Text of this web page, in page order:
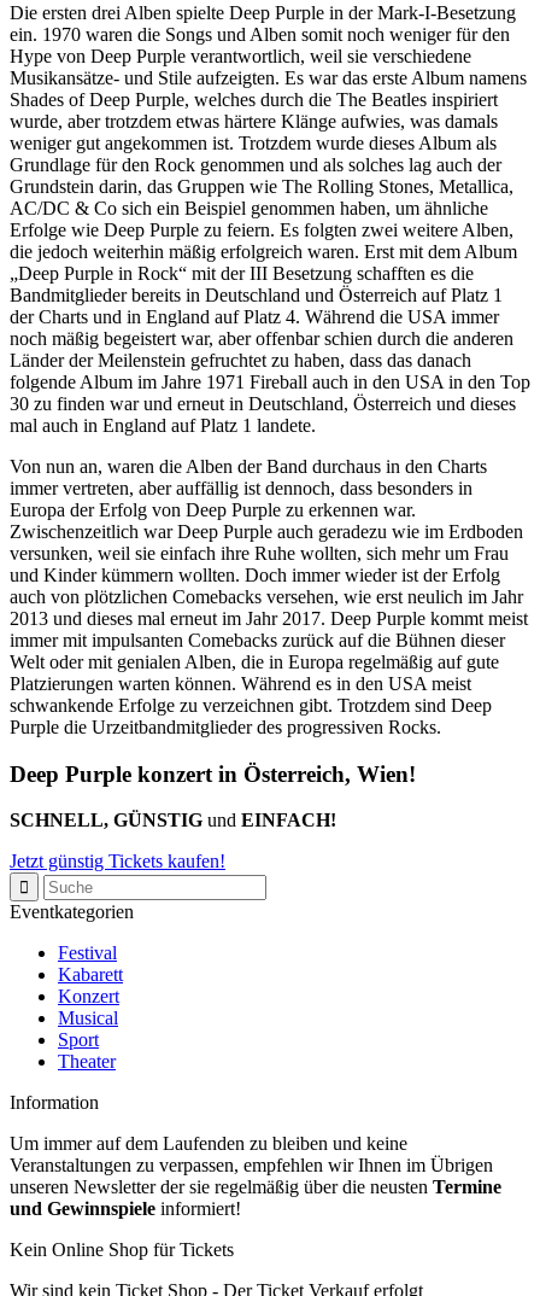
Die ersten drei Alben spielte Deep Purple in der Mark-I-Besetzung
ein. 1970 waren die Songs und Alben somit noch weniger für den
Hype von Deep Purple verantwortlich, weil sie verschiedene
Musikansätze- und Stile aufzeigten. Es war das erste Album namens
Shades of Deep Purple, welches durch die The Beatles inspiriert
wurde, aber trotzdem etwas härtere Klänge aufwies, was damals
weniger gut angekommen ist. Trotzdem wurde dieses Album als
Grundlage für den Rock genommen und als solches lag auch der
Grundstein darin, das Gruppen wie The Rolling Stones, Metallica,
AC/DC & Co sich ein Beispiel genommen haben, um ähnliche
Erfolge wie Deep Purple zu feiern. Es folgten zwei weitere Alben,
die jedoch weiterhin mäßig erfolgreich waren. Erst mit dem Album
„Deep Purple in Rock“ mit der III Besetzung schafften es die
Bandmitglieder bereits in Deutschland und Österreich auf Platz 1
der Charts und in England auf Platz 4. Während die USA immer
noch mäßig begeistert war, aber offenbar schien durch die anderen
Länder der Meilenstein gefruchtet zu haben, dass das danach
folgende Album im Jahre 1971 Fireball auch in den USA in den Top
30 zu finden war und erneut in Deutschland, Österreich und dieses
mal auch in England auf Platz 1 landete.
Von nun an, waren die Alben der Band durchaus in den Charts
immer vertreten, aber auffällig ist dennoch, dass besonders in
Europa der Erfolg von Deep Purple zu erkennen war.
Zwischenzeitlich war Deep Purple auch geradezu wie im Erdboden
versunken, weil sie einfach ihre Ruhe wollten, sich mehr um Frau
und Kinder kümmern wollten. Doch immer wieder ist der Erfolg
auch von plötzlichen Comebacks versehen, wie erst neulich im Jahr
2013 und dieses mal erneut im Jahr 2017. Deep Purple kommt meist
immer mit impulsanten Comebacks zurück auf die Bühnen dieser
Welt oder mit genialen Alben, die in Europa regelmäßig auf gute
Platzierungen warten können. Während es in den USA meist
schwankende Erfolge zu verzeichnen gibt. Trotzdem sind Deep
Purple die Urzeitbandmitglieder des progressiven Rocks.
Deep Purple konzert in Österreich, Wien!
SCHNELL, GÜNSTIG und EINFACH!
Jetzt günstig Tickets kaufen!
Eventkategorien
Festival
Kabarett
Konzert
Musical
Sport
Theater
Information
Um immer auf dem Laufenden zu bleiben und keine
Veranstaltungen zu verpassen, empfehlen wir Ihnen im Übrigen
unseren Newsletter der sie regelmäßig über die neusten Termine
und Gewinnspiele informiert!
Kein Online Shop für Tickets
Wir sind kein Ticket Shop - Der Ticket Verkauf erfolgt